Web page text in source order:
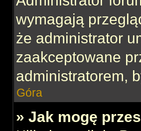
wymagają
że administrator
zaakceptowane
administratorem,
Góra
» Jak mogę